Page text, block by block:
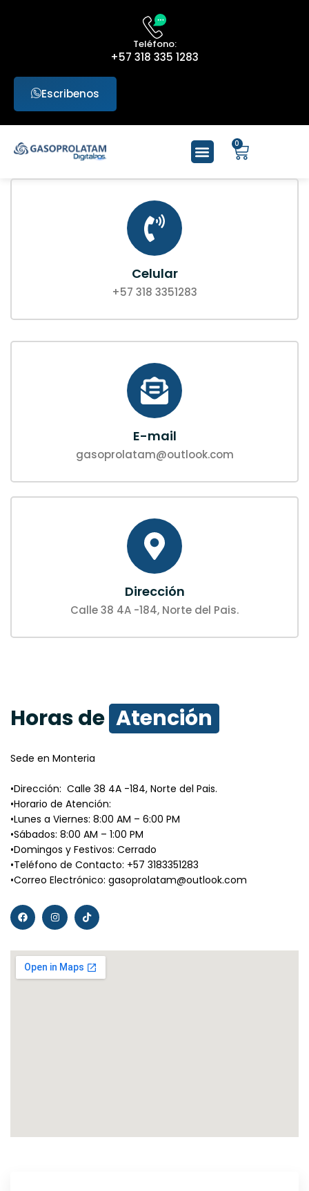
Teléfono:
+57 318 335 1283
Escribenos
0
Celular
+57 318 3351283
E-mail
gasoprolatam@outlook.com
Dirección
Calle 38 4A -184, Norte del Pais.
Horas de Atención
Sede en Monteria
•Dirección: Calle 38 4A -184, Norte del Pais.
•Horario de Atención:
•Lunes a Viernes: 8:00 AM – 6:00 PM
•Sábados: 8:00 AM – 1:00 PM
•Domingos y Festivos: Cerrado
•Teléfono de Contacto: +57 3183351283
•Correo Electrónico: gasoprolatam@outlook.com